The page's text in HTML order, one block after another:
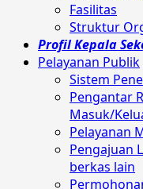
Fasilitas
Struktur
Profil Kepala
Pelayanan Publik
Sistem
Pengantar
Masuk/
Pelayanan
Pengajuan
berkas lain